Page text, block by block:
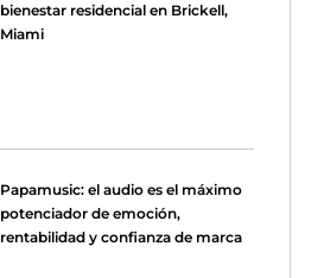
bienestar residencial en Brickell,
Miami
Papamusic: el audio es el máximo
potenciador de emoción,
rentabilidad y confianza de marca